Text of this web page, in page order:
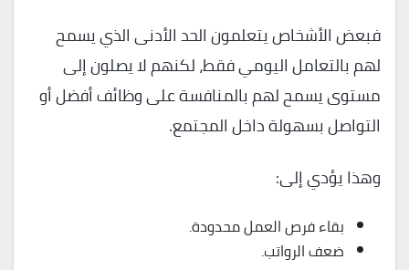
فبعض الأشخاص يتعلمون الحد الأدنى الذي يسمح
لهم بالتعامل اليومي فقط، لكنهم لا يصلون إلى
مستوى يسمح لهم بالمنافسة على وظائف أفضل أو
التواصل بسهولة داخل المجتمع.
وهذا يؤدي إلى:
بقاء فرص العمل محدودة.
ضعف الرواتب.